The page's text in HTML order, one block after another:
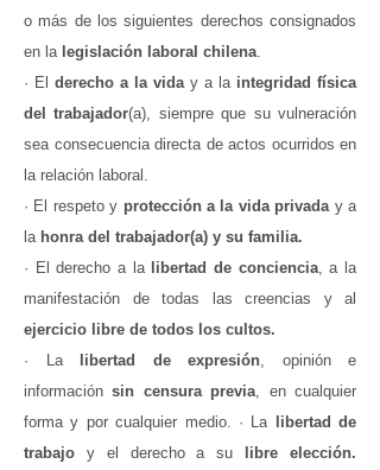
o más de los siguientes derechos consignados
en la legislación laboral chilena.
· El derecho a la viday a laintegridad física
del trabajador(a), siempre que su vulneración
sea consecuencia directa de actos ocurridos en
la relación laboral.
· El respeto y protección a la vida privaday a
la honra del trabajador(a) y su familia.
· El derecho a la libertad de conciencia, a la
manifestación de todas las creencias y al
ejercicio libre de todos los cultos.
· La
libertad de expresión, opinión e
informaciónsin censura previa, en cualquier
forma y por cualquier medio. · La
libertad de
trabajo y el derecho a su
libre elección.